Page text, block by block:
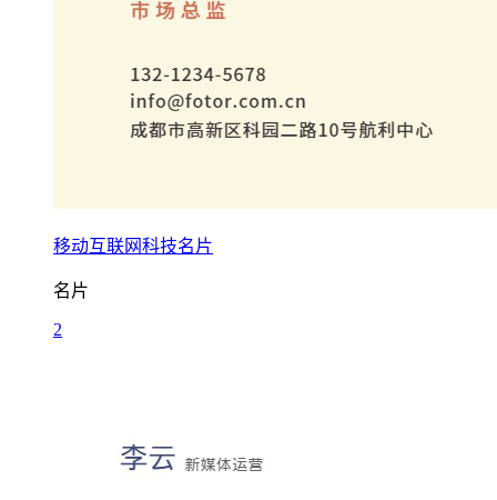
移动互联网科技名片
名片
2